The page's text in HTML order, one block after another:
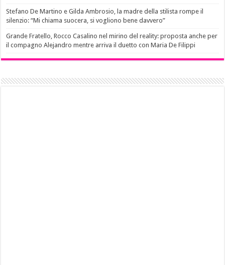
Stefano De Martino e Gilda Ambrosio, la madre della stilista rompe il
silenzio: “Mi chiama suocera, si vogliono bene davvero”
Grande Fratello, Rocco Casalino nel mirino del reality: proposta anche per
il compagno Alejandro mentre arriva il duetto con Maria De Filippi